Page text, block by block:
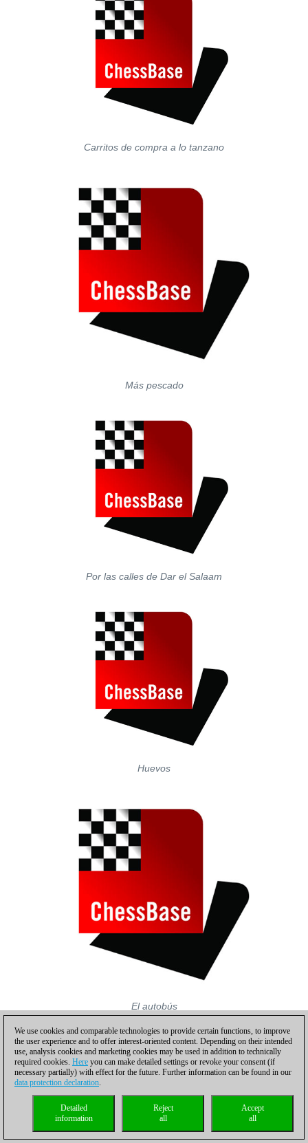
Carritos de compra a lo tanzano
Más pescado
Por las calles de Dar el Salaam
Huevos
El autobús
We use cookies and comparable technologies to provide certain functions, to improve
the user experience and to offer interest-oriented content. Depending on their intended
use, analysis cookies and marketing cookies may be used in addition to technically
required cookies. Here you can make detailed settings or revoke your consent (if
necessary partially) with effect for the future. Further information can be found in our
data protection declaration.
Accept
all
Reject
all
Detailed
information